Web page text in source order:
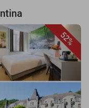
52%